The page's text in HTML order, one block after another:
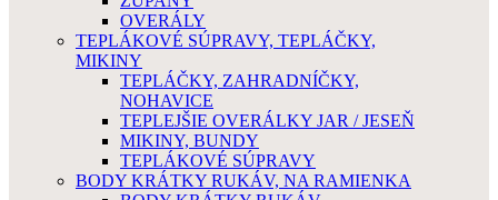
OVERÁLY
TEPLÁKOVÉ SÚPRAVY, TEPLÁČKY,
MIKINY
TEPLÁČKY, ZAHRADNÍČKY,
NOHAVICE
TEPLEJŠIE OVERÁLKY JAR / JESEŇ
MIKINY, BUNDY
TEPLÁKOVÉ SÚPRAVY
BODY KRÁTKY RUKÁV, NA RAMIENKA